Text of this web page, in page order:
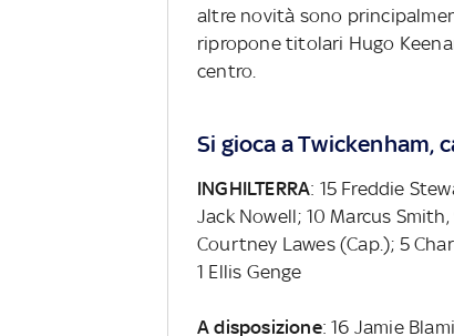
altre novità sono
ripropone titolari Hugo
centro.
Si gioca a Twickenham,
INGHILTERRA: 15 Freddie
Jack Nowell; 10 Marcus
Courtney Lawes (Cap.); 5
1 Ellis Genge
A disposizione: 16 Jamie